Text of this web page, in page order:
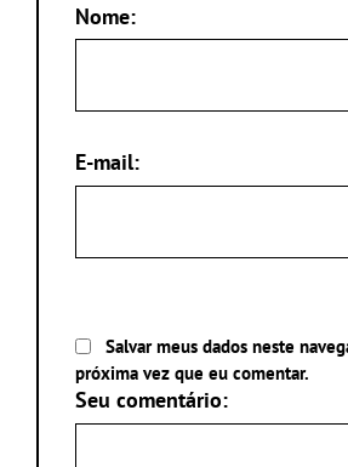
Nome:
E-mail:
Salvar meus dados neste
próxima vez que eu comentar.
Seu comentário: